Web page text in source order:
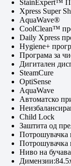
StainExpert™
Xpress Super
AquaWave®
CoolClean™
Daily Xpress
Hygiene+
Програма за
Дигитален
SteamCure
OptiSense
AquaWave
Автоматско
Child Lock
Заштита од
Потрошувачка
Потрошувачка
Ниво на